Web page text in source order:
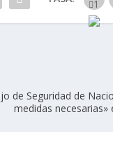
de Seguridad de
medidas